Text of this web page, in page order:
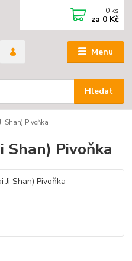
Menu
Hledat
0 ks
za 0 Kč
Shan) Pivoňka
Shan) Pivoňka